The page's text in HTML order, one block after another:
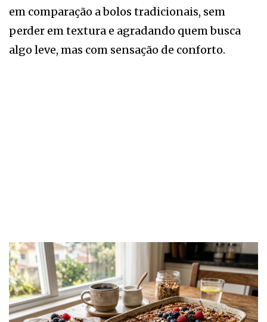
em comparação a bolos tradicionais, sem
perder em textura e agradando quem busca
algo leve, mas com sensação de conforto.